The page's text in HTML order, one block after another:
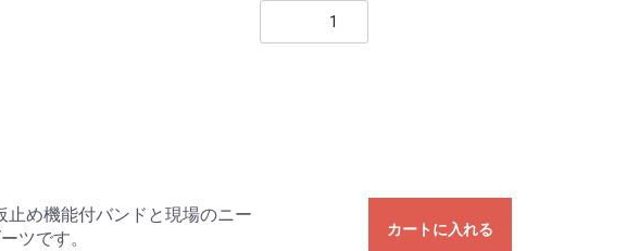
め機能付バンドと現場のニー
ツです。
カートに入れる